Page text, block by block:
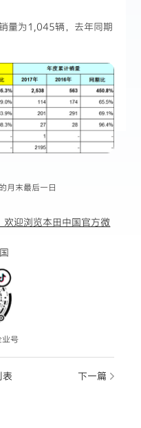
量为1,045辆，去年同期
月末最后一日
欢迎浏览本田中国官方微
业号
表 下一篇